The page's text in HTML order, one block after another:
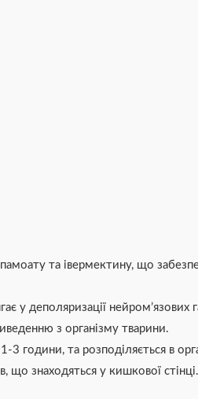
памоату та івермектину, що
у деполяризації нейром’язових
з організму тварини.
години, та розподіляється в
що знаходяться у кишкової